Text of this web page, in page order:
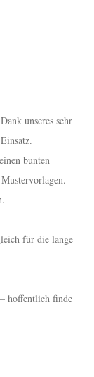
unseres sehr
bunten
für die lange
hoffentlich finde